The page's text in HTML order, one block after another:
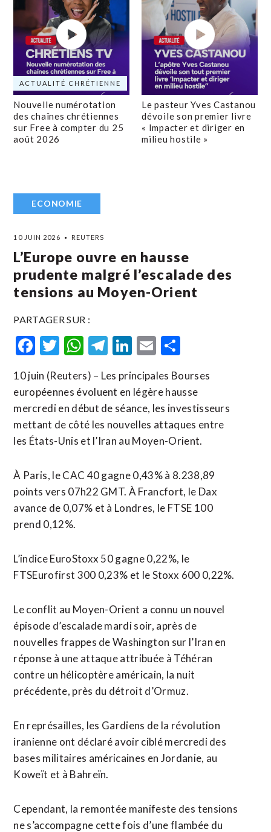
ACTUALITÉ CHRÉTIENNE
Nouvelle numérotation
des chaînes chrétiennes
sur Free à compter du 25
août 2026
Le pasteur Yves Castanou
dévoile son premier livre
« Impacter et diriger en
milieu hostile »
ECONOMIE
10 JUIN 2026 REUTERS
L’Europe ouvre en hausse
prudente malgré l’escalade des
tensions au Moyen-Orient
PARTAGER SUR :
Facebook
Twitter
WhatsApp
Telegram
LinkedIn
Email
10 juin (Reuters) – Les principales Bourses
européennes évoluent en légère hausse
mercredi en début de séance, les investisseurs
mettant de côté les nouvelles attaques entre
les États-Unis et l’Iran au Moyen-Orient.
À Paris, le CAC 40 gagne 0,43% à 8.238,89
points vers 07h22 ​GMT. ‌À Francfort, le Dax
avance de 0,07% et à ​Londres, le FTSE ⁠100
prend 0,12%.
L’indice EuroStoxx 50 gagne 0,22%, le
FTSEurofirst ‌300 0,23% et ‌le Stoxx 600 0,22%.
Le conflit au Moyen-Orient a connu un nouvel
épisode d’escalade mardi soir, après de
nouvelles frappes de Washington sur l’Iran en
réponse ​à une attaque attribuée à Téhéran
contre un hélicoptère américain, la nuit
précédente, près du détroit d’Ormuz.
En représailles, les Gardiens de la révolution
iranienne ont déclaré avoir ciblé mercredi des
bases militaires américaines en Jordanie, au
Koweït et à Bahreïn.
Cependant, la remontée manifeste des ⁠tensions
ne s’accompagne cette fois d’une flambée du